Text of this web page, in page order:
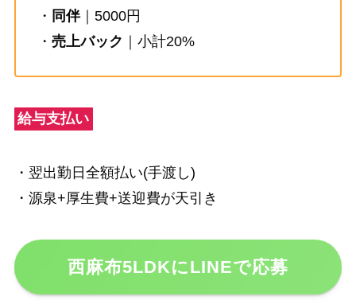
・ 同伴｜5000円
・ 売上バック ｜小計20%
給与支払い
・翌出勤日全額払い(手渡し)
・源泉+厚生費+送迎費が天引き
西麻布5LDKにLINEで応募